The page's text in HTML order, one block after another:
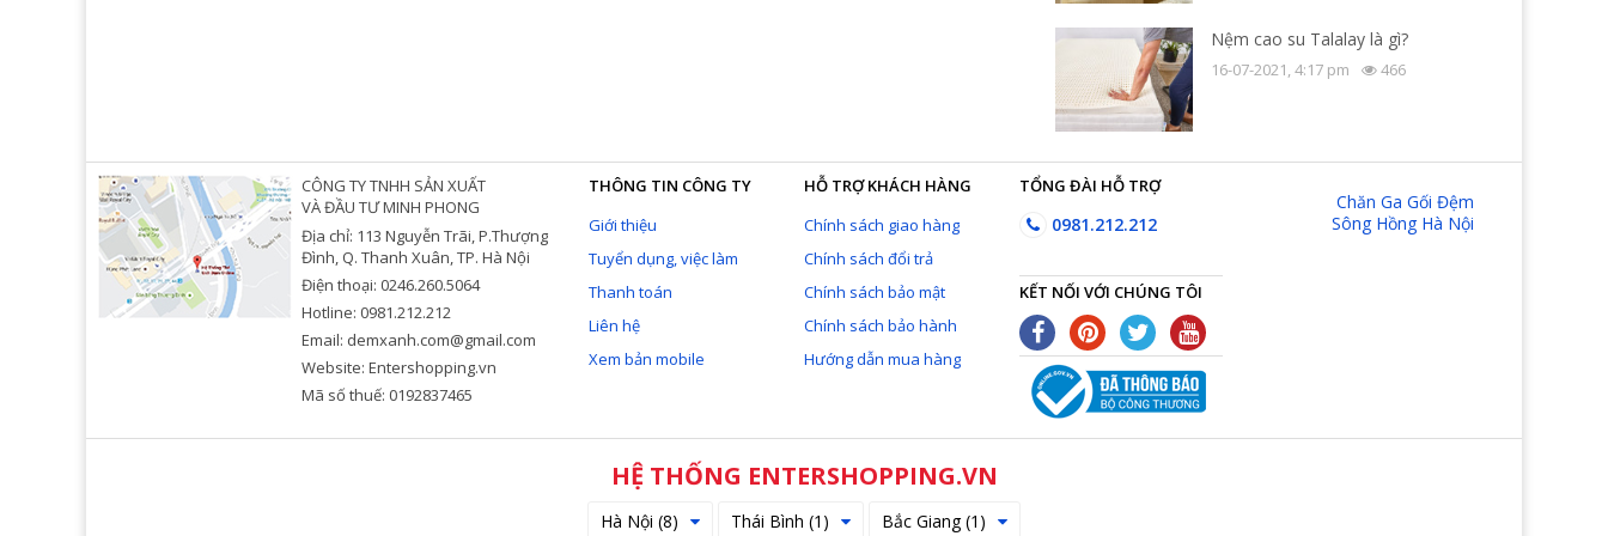
Nệm cao su Talalay là gì?
16-07-2021, 4:17 pm 466
CÔNG TY TNHH SẢN XUẤT
VÀ ĐẦU TƯ MINH PHONG
Địa chỉ: 113 Nguyễn Trãi, P.Thượng
Đình, Q. Thanh Xuân, TP. Hà Nội
Điện thoại: 0246.260.5064
Hotline: 0981.212.212
Email: demxanh.com@gmail.com
Website: Entershopping.vn
Mã số thuế: 0192837465
THÔNG TIN CÔNG TY
Giới thiệu
Tuyển dụng, việc làm
Thanh toán
Liên hệ
Xem bản mobile
HỖ TRỢ KHÁCH HÀNG
Chính sách giao hàng
Chính sách đổi trả
Chính sách bảo mật
Chính sách bảo hành
Hướng dẫn mua hàng
TỔNG ĐÀI HỖ TRỢ
0981.212.212
KẾT NỐI VỚI CHÚNG TÔI
Chăn Ga Gối Đệm
Sông Hồng Hà Nội
HỆ THỐNG ENTERSHOPPING.VN
Hà Nội (8) Thái Bình (1) Bắc Giang (1)